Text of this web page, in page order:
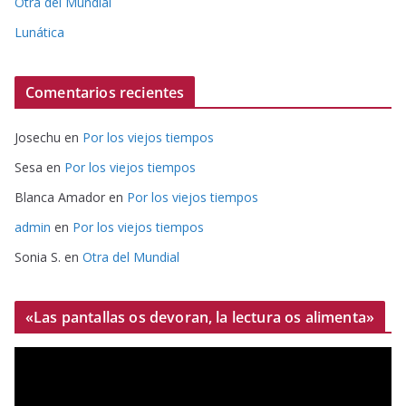
Lunática
Comentarios recientes
Josechu en Por los viejos tiempos
Sesa en Por los viejos tiempos
Blanca Amador en Por los viejos tiempos
admin en Por los viejos tiempos
Sonia S. en Otra del Mundial
«Las pantallas os devoran, la lectura os alimenta»